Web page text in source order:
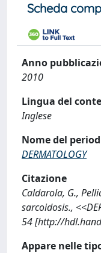
Scheda
Anno
2010
Lingua del
Inglese
Nome del
DERMATOLOGY
Citazione
Caldarola, G.,
sarcoidosis.,
54 [http://
Appare nelle